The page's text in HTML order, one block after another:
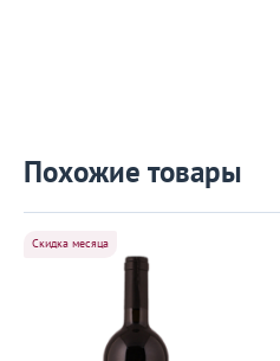
Похожие товары
Скидка месяца